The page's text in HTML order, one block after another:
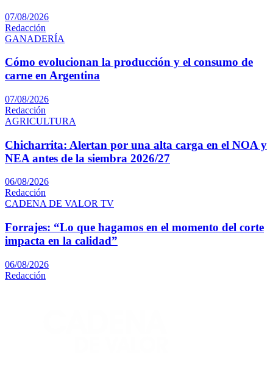
07/08/2026
Redacción
GANADERÍA
Cómo evolucionan la producción y el consumo de
carne en Argentina
07/08/2026
Redacción
AGRICULTURA
Chicharrita: Alertan por una alta carga en el NOA y
NEA antes de la siembra 2026/27
06/08/2026
Redacción
CADENA DE VALOR TV
Forrajes: “Lo que hagamos en el momento del corte
impacta en la calidad”
06/08/2026
Redacción